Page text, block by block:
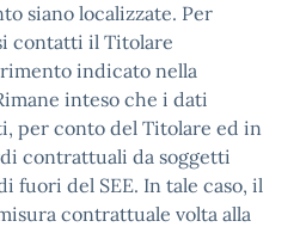
siano localizzate. Per
contatti il Titolare
indicato nella
inteso che i dati
per conto del Titolare ed in
contrattuali da soggetti
fuori del SEE. In tale caso, il
contrattuale volta alla